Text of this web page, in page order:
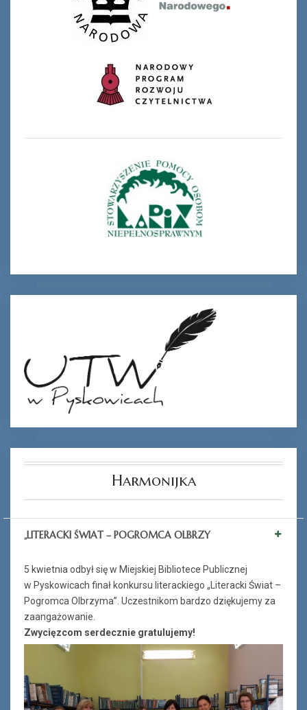
Harmonijka
„LITERACKI ŚWIAT – POGROMCA OLBRZY
5 kwietnia odbył się w Miejskiej Bibliotece Publicznej
w Pyskowicach finał konkursu literackiego „Literacki Świat –
Pogromca Olbrzyma”. Uczestnikom bardzo dziękujemy za
zaangażowanie.
Zwycięzcom serdecznie gratulujemy!